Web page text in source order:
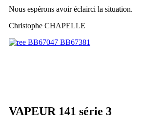
Nous espérons avoir éclairci la situation.
Christophe CHAPELLE
VAPEUR 141 série 3